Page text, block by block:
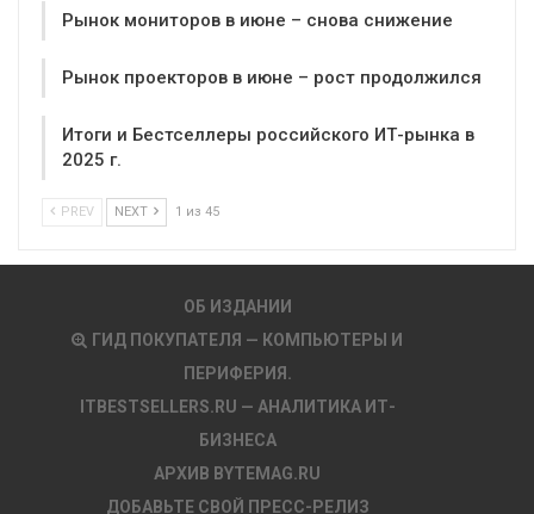
Рынок мониторов в июне – снова снижение
Рынок проекторов в июне – рост продолжился
Итоги и Бестселлеры российского ИТ-рынка в
2025 г.
PREV NEXT 1 из 45
ОБ ИЗДАНИИ
ГИД ПОКУПАТЕЛЯ — КОМПЬЮТЕРЫ И
ПЕРИФЕРИЯ.
ITBESTSELLERS.RU — АНАЛИТИКА ИТ-
БИЗНЕСА
АРХИВ BYTEMAG.RU
ДОБАВЬТЕ СВОЙ ПРЕСС-РЕЛИЗ